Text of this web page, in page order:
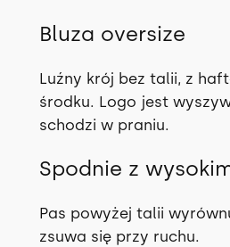
Bluza oversize
Luźny krój bez talii, z
środku. Logo jest
schodzi w praniu.
Spodnie z
Pas powyżej talii
zsuwa się przy ruchu.